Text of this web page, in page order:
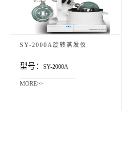
SY-2000A旋转蒸发仪
型号： SY-2000A
MORE>>